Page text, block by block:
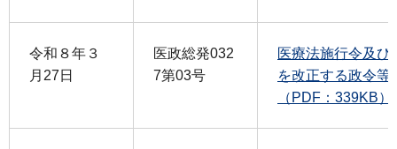
令和８年３
月27日
医政総発032
7第03号
医療法施行令及び
を改正する政令等
（PDF：339KB）